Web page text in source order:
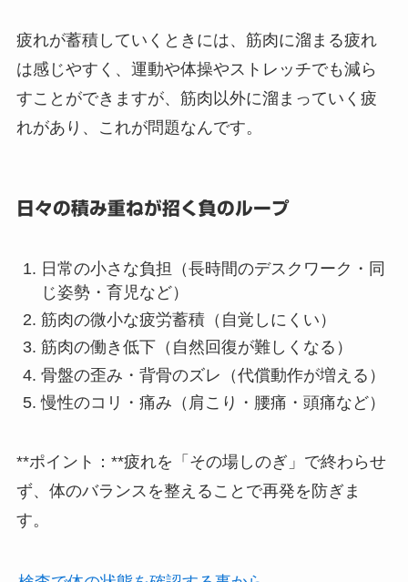
疲れが蓄積していくときには、筋肉に溜まる疲れ
は感じやすく、運動や体操やストレッチでも減ら
すことができますが、筋肉以外に溜まっていく疲
れがあり、これが問題なんです。
日々の積み重ねが招く負のループ
日常の小さな負担（長時間のデスクワーク・同
じ姿勢・育児など）
筋肉の微小な疲労蓄積（自覚しにくい）
筋肉の働き低下（自然回復が難しくなる）
骨盤の歪み・背骨のズレ（代償動作が増える）
慢性のコリ・痛み（肩こり・腰痛・頭痛など）
**ポイント：**疲れを「その場しのぎ」で終わらせ
ず、体のバランスを整えることで再発を防ぎま
す。